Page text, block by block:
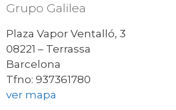
Grupo Galilea
Plaza Vapor Ventalló, 3
08221 – Terrassa
Barcelona
Tfno: 937361780
ver mapa